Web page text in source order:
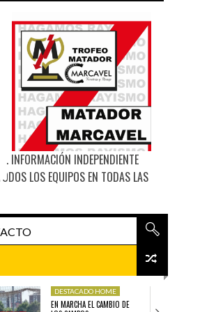
INFORMACIÓN INDEPENDIENTE
LOS EQUIPOS EN TODAS LAS
DESTACADO HOMEDESTACADO HOME
EN MARCHA EL CAMBIO DE